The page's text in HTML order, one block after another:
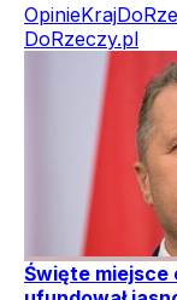
OpinieKraj
DoRzeczy.pl
Święte miejsce